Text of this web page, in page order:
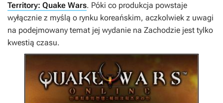
Territory: Quake Wars. Póki co produkcja powstaje
wyłącznie z myślą o rynku koreańskim, aczkolwiek z uwagi
na podejmowany temat jej wydanie na Zachodzie jest tylko
kwestią czasu.